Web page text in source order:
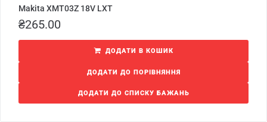
Makita XMT03Z 18V LXT
₴265.00
ДОДАТИ В КОШИК
ДОДАТИ ДО ПОРІВНЯННЯ
ДОДАТИ ДО СПИСКУ БАЖАНЬ